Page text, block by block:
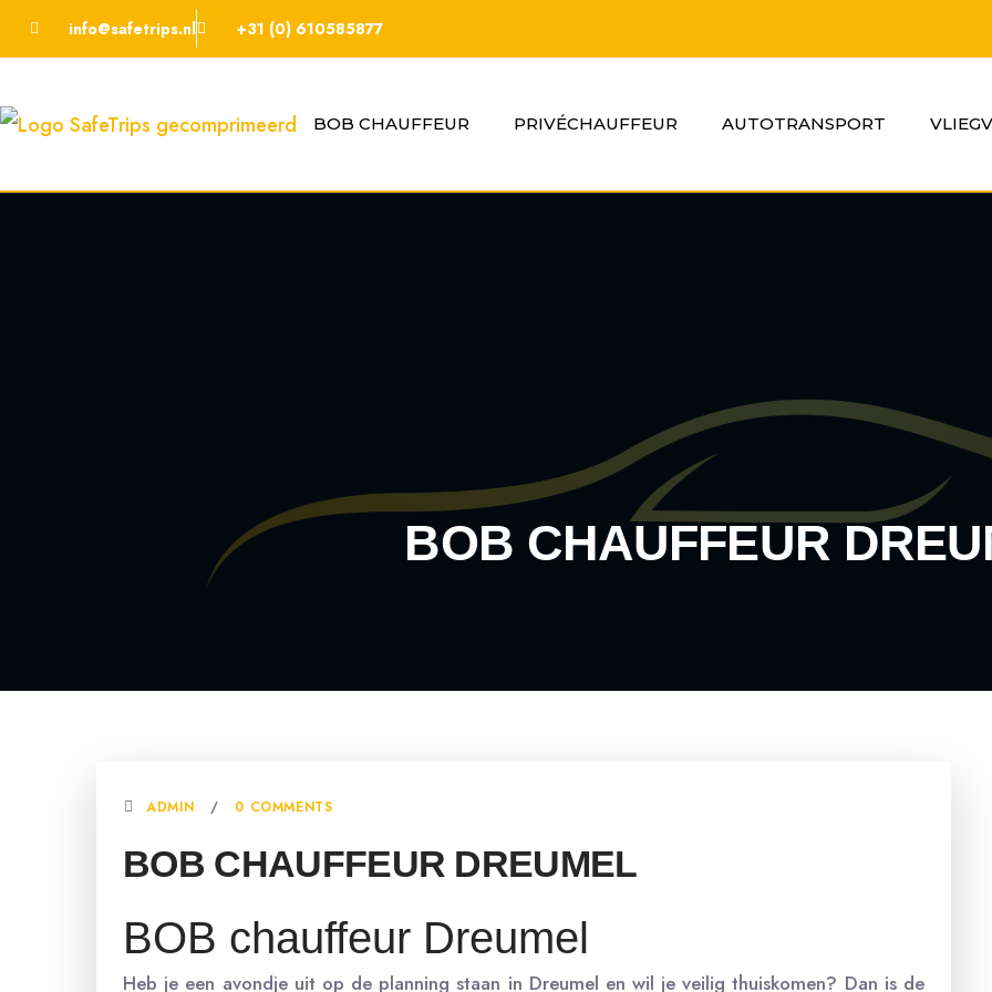
info@safetrips.nl +31 (0) 610585877
BOB CHAUFFEUR PRIVÉCHAUFFEUR AUTOTRANSPORT
BOB CHAUFFEUR
ADMIN 0 COMMENTS
BOB CHAUFFEUR DREUMEL
BOB chauffeur Dreumel
Heb je een avondje uit op de planning staan in Dreumel en wil je veilig thuiskomen? Dan is de